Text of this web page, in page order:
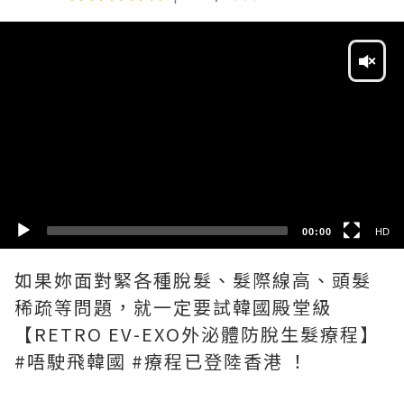
00:00 HD
如果妳面對緊各種脫髮、髮際線高、頭髮
稀疏等問題，就一定要試韓國殿堂級
【RETRO EV-EXO外泌體防脫生髮療程】
#唔駛飛韓國 #療程已登陸香港 ！